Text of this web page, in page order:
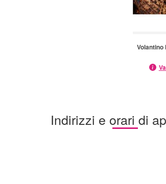
Volantino
Indirizzi e orari di